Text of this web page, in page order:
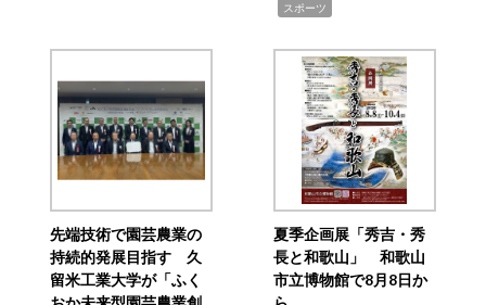
スポーツ
先端技術で園芸農業の
持続的発展目指す 久
留米工業大学が「ふく
夏季企画展「秀吉・秀
長と和歌山」 和歌山
市立博物館で8月8日か